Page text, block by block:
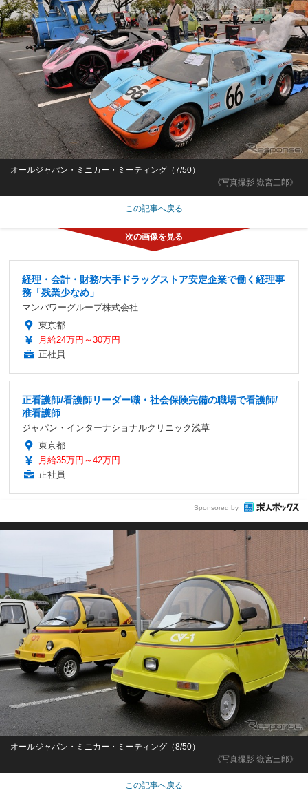
《写真撮影 嶽宮三郎》
オールジャパン・ミニカー・ミーティング（7/50）
この記事へ戻る
経理・会計・財務/大手ドラッグストア安定企業で働く経理事
務「残業少なめ」
マンパワーグループ株式会社
東京都
月給24万円～30万円
正社員
正看護師/看護師リーダー職・社会保険完備の職場で看護師/
准看護師
ジャパン・インターナショナルクリニック浅草
東京都
月給35万円～42万円
正社員
Sponsored by
《写真撮影 嶽宮三郎》
オールジャパン・ミニカー・ミーティング（8/50）
この記事へ戻る